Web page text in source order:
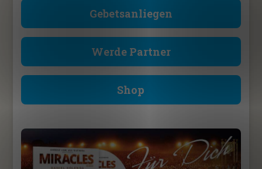
Gebetsanliegen
Werde Partner
Shop